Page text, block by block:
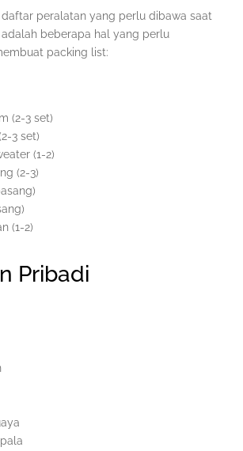
peralatan yang perlu dibawa saat
beberapa hal yang perlu
packing list:
(2-3 set)
3 set)
(1-2)
(2-3)
(1-2)
Pribadi